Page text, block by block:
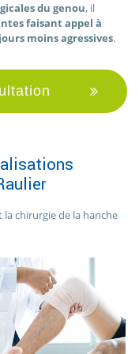
du genou, il
faisant appel à
moins agressives.
la chirurgie de la hanche